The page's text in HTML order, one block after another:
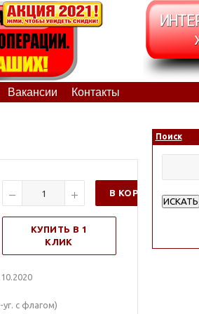
Вакансии Контакты
В КОРЗИНУ
КУПИТЬ В 1
КЛИК
с флагом)
Поиск
ИСКАТЬ